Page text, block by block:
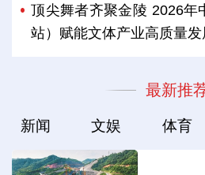
顶尖舞者齐聚金陵 2026年
站）赋能文体产业高质量发
最新推
新闻 文娱 体育